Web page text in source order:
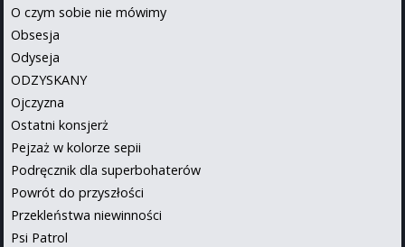
O czym sobie nie mówimy
Obsesja
Odyseja
ODZYSKANY
Ojczyzna
Ostatni konsjerż
Pejzaż w kolorze sepii
Podręcznik dla superbohaterów
Powrót do przyszłości
Przekleństwa niewinności
Psi Patrol